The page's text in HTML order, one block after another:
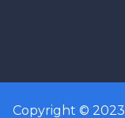
Copyright © 2023